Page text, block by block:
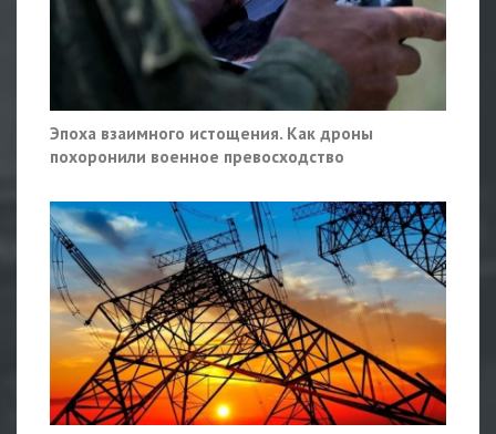
Эпоха взаимного истощения. Как дроны
похоронили военное превосходство